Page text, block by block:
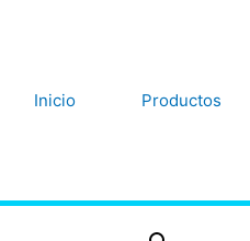
Inicio Productos